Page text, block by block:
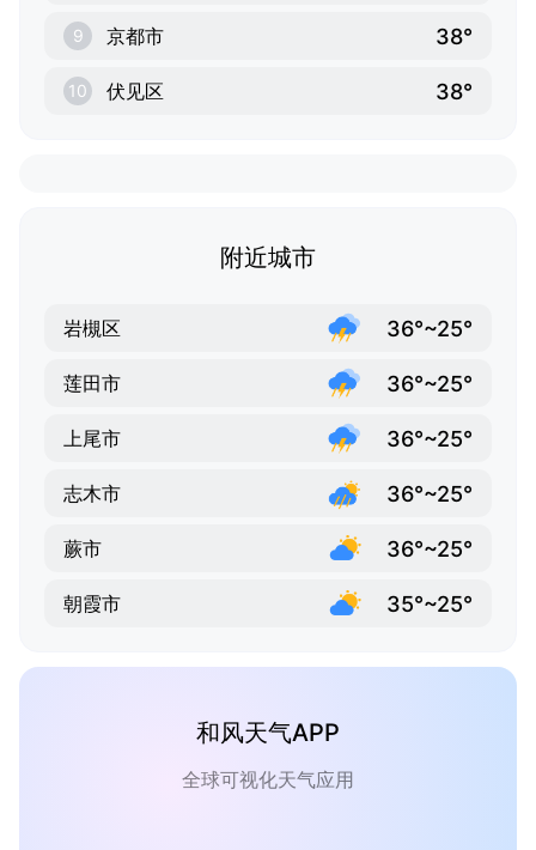
9 京都市 38°
10 伏见区 38°
附近城市
岩槻区 36°~25°
莲田市 36°~25°
上尾市 36°~25°
志木市 36°~25°
蕨市 36°~25°
朝霞市 35°~25°
和风天气APP
全球可视化天气应用